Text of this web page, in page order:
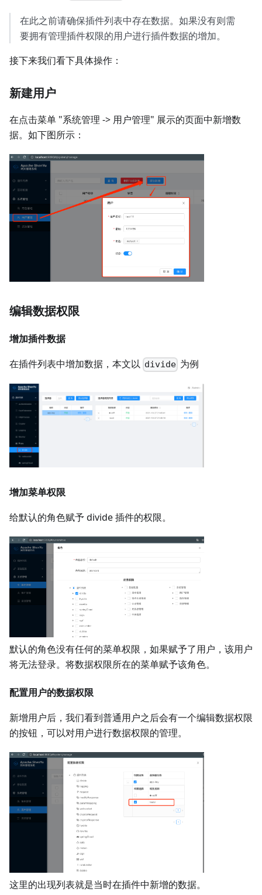
在此之前请确保插件列表中存在数据。如果没有则需
要拥有管理插件权限的用户进行插件数据的增加。
接下来我们看下具体操作：
新建用户
在点击菜单 "系统管理 -> 用户管理" 展示的页面中新增数
据。如下图所示：
编辑数据权限
增加插件数据
在插件列表中增加数据，本文以 divide 为例
增加菜单权限
给默认的角色赋予 divide 插件的权限。
默认的角色没有任何的菜单权限，如果赋予了用户，该用户
将无法登录。将数据权限所在的菜单赋予该角色。
配置用户的数据权限
新增用户后，我们看到普通用户之后会有一个编辑数据权限
的按钮，可以对用户进行数据权限的管理。
这里的出现列表就是当时在插件中新增的数据。